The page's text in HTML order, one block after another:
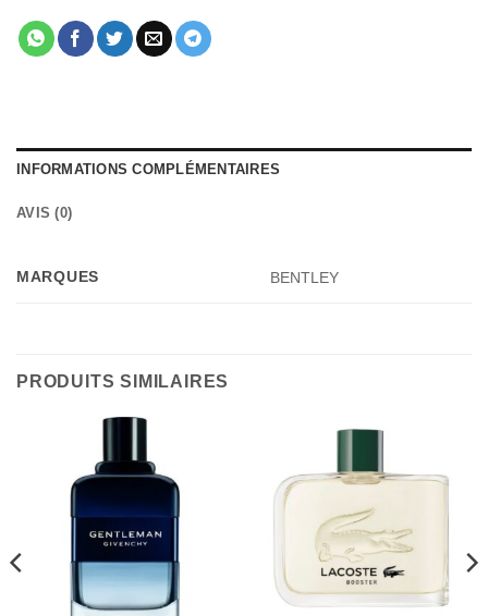
INFORMATIONS COMPLÉMENTAIRES
AVIS (0)
MARQUES BENTLEY
PRODUITS SIMILAIRES